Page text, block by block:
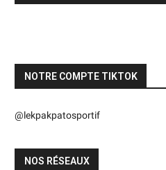
NOTRE COMPTE TIKTOK
@lekpakpatosportif
NOS RÉSEAUX